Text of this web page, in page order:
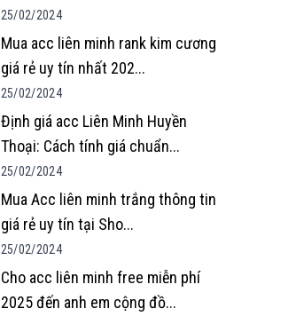
25/02/2024
Mua acc liên minh rank kim cương
giá rẻ uy tín nhất 202...
25/02/2024
Định giá acc Liên Minh Huyền
Thoại: Cách tính giá chuẩn...
25/02/2024
Mua Acc liên minh trắng thông tin
giá rẻ uy tín tại Sho...
25/02/2024
Cho acc liên minh free miễn phí
2025 đến anh em cộng đồ...